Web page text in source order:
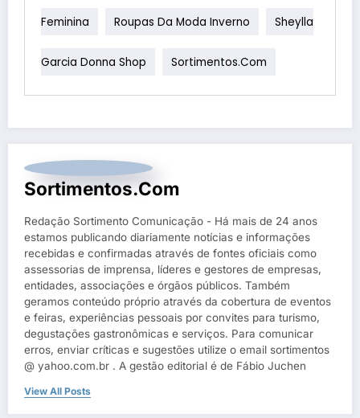
Feminina Roupas Da Moda Inverno Sheylla
Garcia Donna Shop Sortimentos.com
Sortimentos.com
Redação Sortimento Comunicação - Há mais de 24 anos
estamos publicando diariamente notícias e informações
recebidas e confirmadas através de fontes oficiais como
assessorias de imprensa, líderes e gestores de empresas,
entidades, associações e órgãos públicos. Também
geramos conteúdo próprio através da cobertura de eventos
e feiras, experiências pessoais por convites para turismo,
degustações gastronômicas e serviços. Para comunicar
erros, enviar críticas e sugestões utilize o email sortimentos
@ yahoo.com.br . A gestão editorial é de Fábio Juchen
View All Posts